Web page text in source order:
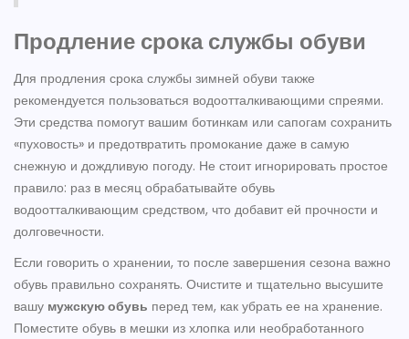
Продление срока службы обуви
Для продления срока службы зимней обуви также
рекомендуется пользоваться водоотталкивающими спреями.
Эти средства помогут вашим ботинкам или сапогам сохранить
«пуховость» и предотвратить промокание даже в самую
снежную и дождливую погоду. Не стоит игнорировать простое
правило: раз в месяц обрабатывайте обувь
водоотталкивающим средством, что добавит ей прочности и
долговечности.
Если говорить о хранении, то после завершения сезона важно
обувь правильно сохранять. Очистите и тщательно высушите
вашу мужскую обувь перед тем, как убрать ее на хранение.
Поместите обувь в мешки из хлопка или необработанного